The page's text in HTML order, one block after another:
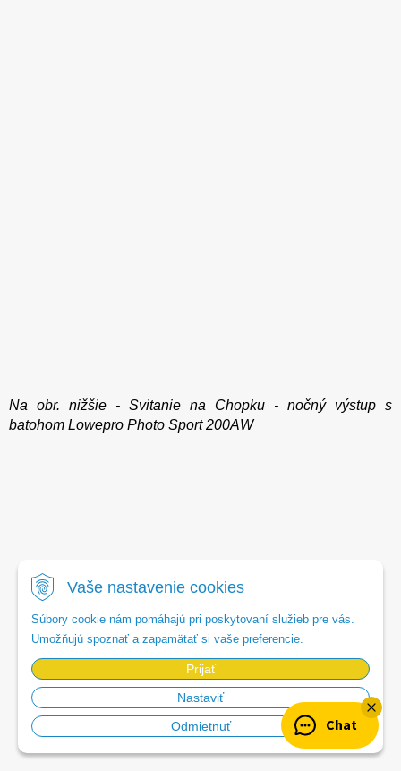
Vaše nastavenie cookies
Súbory cookie nám pomáhajú pri poskytovaní služieb pre vás.
Umožňujú spoznať a zapamätať si vaše preferencie.
Prijať
Nastaviť
Odmietnuť
Na obr. nižšie - Svitanie na Chopku - nočný výstup s
batohom Lowepro Photo Sport 200AW
Chat